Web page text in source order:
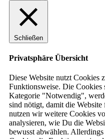
Schließen
Privatsphäre Übersicht
Diese Website nutzt Cookies
Funktionsweise. Die Cookies
Kategorie "Notwendig",
sind nötigt, damit die
nutzen wir weitere Cookies
analysieren, wie Du die
bewusst abwählen.